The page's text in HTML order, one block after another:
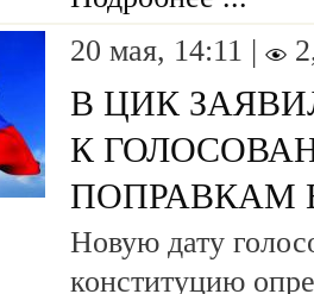
20 мая, 14:11 |
В ЦИК
К
ПОПРАВКАМ
Новую дату
конституцию